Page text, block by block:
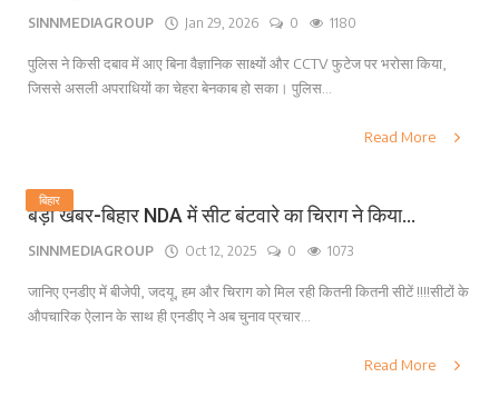
SINNMEDIAGROUP Jan 29, 2026 0 1180
पुलिस ने किसी दबाव में आए बिना वैज्ञानिक साक्ष्यों और CCTV फुटेज पर भरोसा किया,
जिससे असली अपराधियों का चेहरा बेनकाब हो सका। पुलिस...
Read More
बिहार
बड़ी खबर-बिहार NDA में सीट बंटवारे का चिराग ने किया...
SINNMEDIAGROUP Oct 12, 2025 0 1073
जानिए एनडीए में बीजेपी, जदयू, हम और चिराग को मिल रही कितनी कितनी सीटें !!!!सीटों के
औपचारिक ऐलान के साथ ही एनडीए ने अब चुनाव प्रचार...
Read More